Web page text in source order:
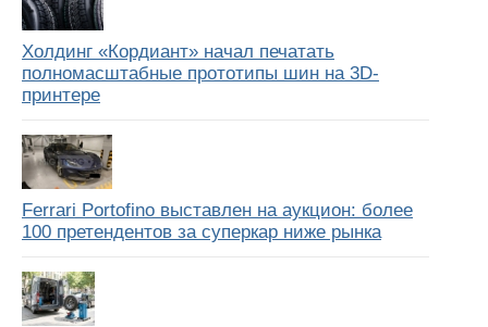
Холдинг «Кордиант» начал печатать
полномасштабные прототипы шин на 3D-
принтере
Ferrari Portofino выставлен на аукцион: более
100 претендентов за суперкар ниже рынка